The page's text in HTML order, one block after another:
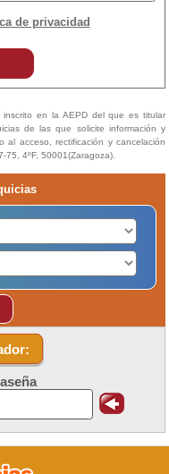
de privacidad
en la AEPD del que es titular
de las que solicite información y
al acceso, rectificación y cancelación
4ºF, 50001(Zaragoza).